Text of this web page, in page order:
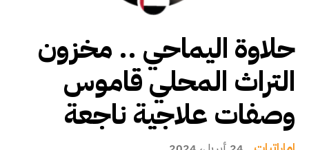
حلاوة اليماحي .. مخزون
التراث المحلي قاموس
وصفات علاجية ناجعة